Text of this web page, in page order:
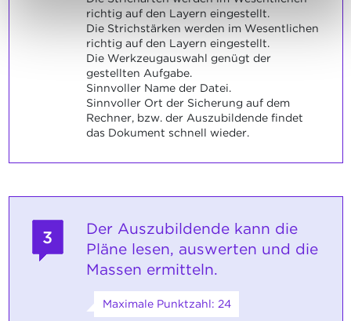
richtig auf den Layern eingestellt.
Die Strichstärken werden im Wesentlichen
richtig auf den Layern eingestellt.
Die Werkzeugauswahl genügt der
gestellten Aufgabe.
Sinnvoller Name der Datei.
Sinnvoller Ort der Sicherung auf dem
Rechner, bzw. der Auszubildende findet
das Dokument schnell wieder.
3
Der Auszubildende kann die
Pläne lesen, auswerten und die
Massen ermitteln.
Maximale Punktzahl: 24